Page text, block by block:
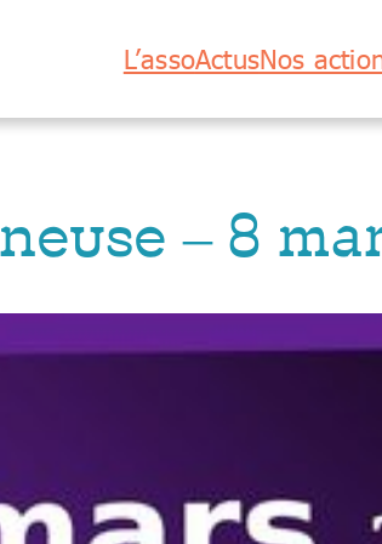
L’assoActusNos
– 8